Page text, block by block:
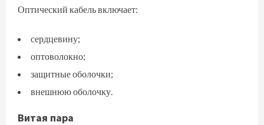
Оптический кабель включает:
сердцевину;
оптоволокно;
защитные оболочки;
внешнюю оболочку.
Витая пара